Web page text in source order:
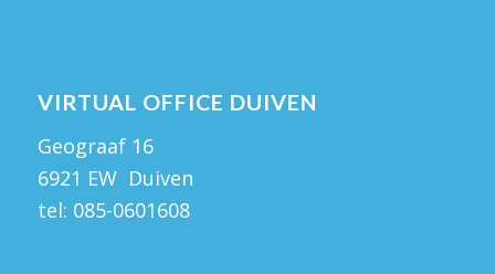
VIRTUAL OFFICE DUIVEN
Geograaf 16
6921 EW Duiven
tel: 085-0601608